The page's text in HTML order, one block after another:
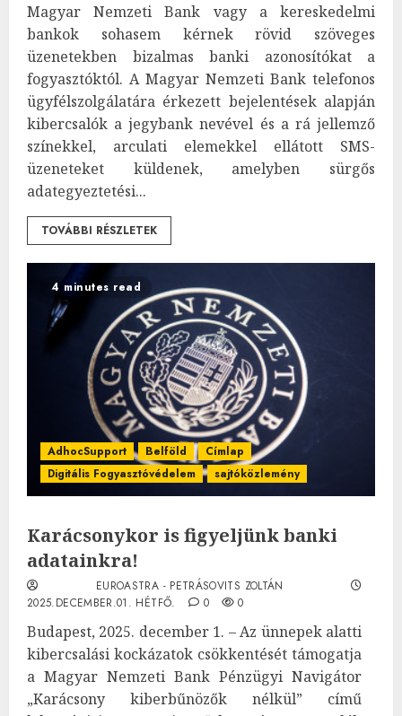
Magyar Nemzeti Bank vagy a kereskedelmi
bankok sohasem kérnek rövid szöveges
üzenetekben bizalmas banki azonosítókat a
fogyasztóktól. A Magyar Nemzeti Bank telefonos
ügyfélszolgálatára érkezett bejelentések alapján
kibercsalók a jegybank nevével és a rá jellemző
színekkel, arculati elemekkel ellátott SMS-
üzeneteket küldenek, amelyben sürgős
adategyeztetési...
TOVÁBBI RÉSZLETEK
4 minutes read
AdhocSupport Belföld
Címlap
Digitális Fogyasztóvédelem
sajtóközlemény
Karácsonykor is figyeljünk banki
adatainkra!
EUROASTRA - PETRÁSOVITS ZOLTÁN
2025.DECEMBER.01. HÉTFŐ.
0 0
Budapest, 2025. december 1. – Az ünnepek alatti
kibercsalási kockázatok csökkentését támogatja
a Magyar Nemzeti Bank Pénzügyi Navigátor
„Karácsony kiberbűnözők nélkül” című